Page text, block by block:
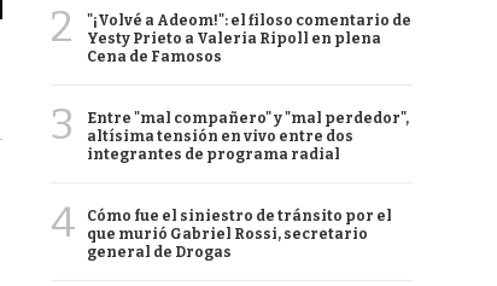
2
"¡Volvé a Adeom!": el filoso comentario de
Yesty Prieto a Valeria Ripoll en plena
Cena de Famosos
3
Entre "mal compañero" y "mal perdedor",
altísima tensión en vivo entre dos
integrantes de programa radial
4
Cómo fue el siniestro de tránsito por el
que murió Gabriel Rossi, secretario
general de Drogas